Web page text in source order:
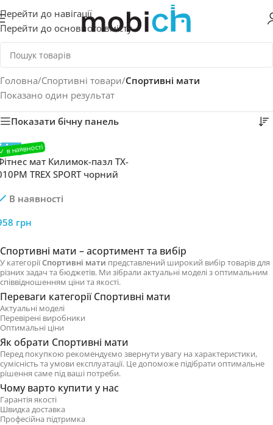
Перейти до навігації
Перейти до основного вмісту
Головна/Спортивні товари/Спортивні мати
Показано один результат
Показати бічну панель
мат Килимок-пазл TX-
TREX SPORT чорний
В наявності
грн
Спортивні мати – асортимент та вибір
У категоріїСпортивні мати представлений широкий вибір товарів для
різних задач та бюджетів. Ми зібрали актуальні моделі з оптимальним
співвідношенням ціни та якості.
Переваги категорії Спортивні мати
Актуальні моделі
Перевірені виробники
Оптимальні ціни
Як обрати Спортивні мати
Перед покупкою рекомендуємо звернути увагу на характеристики,
сумісність та умови експлуатації. Це допоможе підібрати оптимальне
рішення саме під ваші потреби.
Чому варто купити у нас
Гарантія якості
Швидка доставка
Професійна підтримка